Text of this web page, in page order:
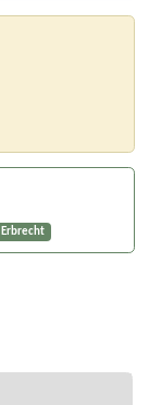
Erbrecht